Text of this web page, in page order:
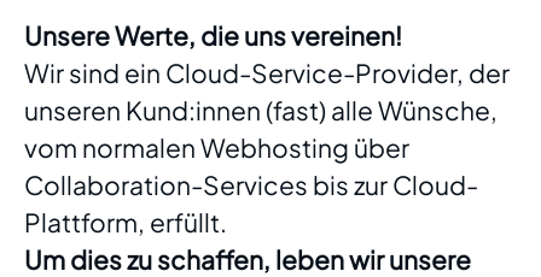
Unsere Werte, die uns vereinen!
Wir sind ein Cloud-Service-Provider, der
unseren Kund:innen (fast) alle Wünsche,
vom normalen Webhosting über
Collaboration-Services bis zur Cloud-
Plattform, erfüllt.
Um dies zu schaffen, leben wir unsere